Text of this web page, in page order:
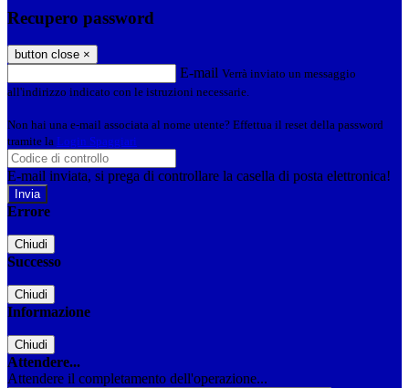
Recupero password
button close ×
E-mail Verrà inviato un messaggio
all'indirizzo indicato con le istruzioni necessarie.
Non hai una e-mail associata al nome utente? Effettua il reset della password
tramite la Login Spaggiari
E-mail inviata, si prega di controllare la casella di posta elettronica!
Errore
Chiudi
Successo
Chiudi
Informazione
Chiudi
Attendere...
Attendere il completamento dell'operazione...